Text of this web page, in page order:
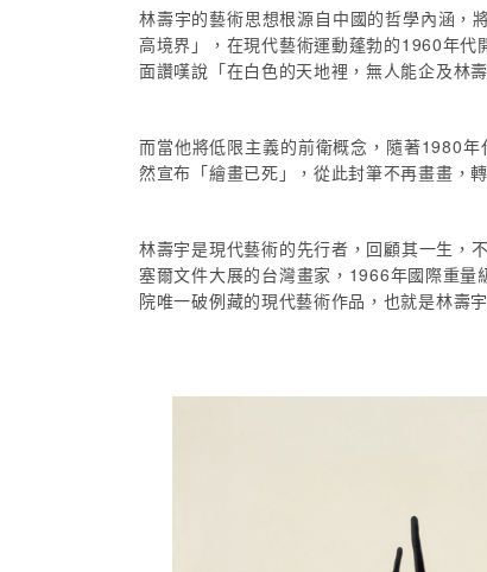
林壽宇的藝術思想根源自中國的哲學內涵，
高境界」，在現代藝術運動蓬勃的1960年
面讚嘆說「在白色的天地裡，無人能企及林壽
而當他將低限主義的前衛概念，隨著1980
然宣布「繪畫已死」，從此封筆不再畫畫，
林壽宇是現代藝術的先行者，回顧其一生，
塞爾文件大展的台灣畫家，1966年國際重
院唯一破例藏的現代藝術作品，也就是林壽